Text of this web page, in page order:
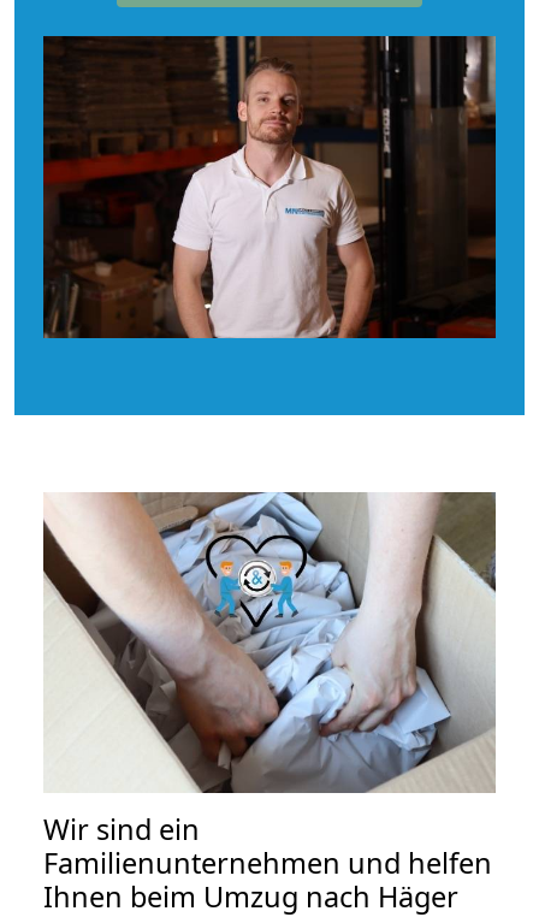
Wir sind ein
Familienunternehmen und helfen
Ihnen beim Umzug nach Häger